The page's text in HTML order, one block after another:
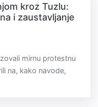
kroz Tuzlu:
i zaustavljanje
mirnu protestnu
na, kako navode,